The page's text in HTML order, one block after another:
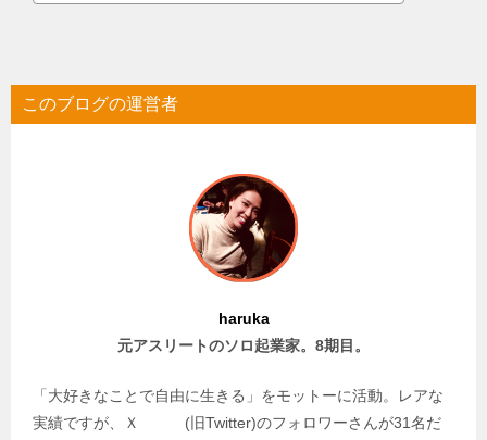
このブログの運営者
haruka
元アスリートのソロ起業家。8期目。
「大好きなことで自由に生きる」をモットーに活動。レアな
実績ですが、Ｘ (旧Twitter)のフォロワーさんが31名だ